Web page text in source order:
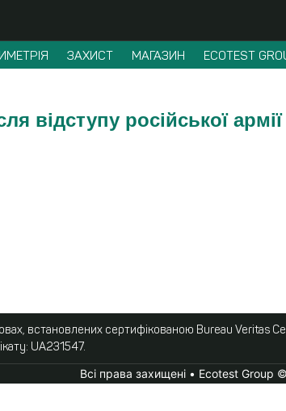
ЗАХИСТ МАГАЗИН ECOTEST
відступу російської армії
встановлених сертифікованою Bureau Veritas
UA231547.
Всі права захищені • Ecotest Group